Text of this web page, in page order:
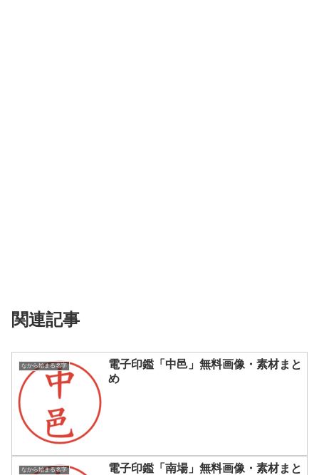
関連記事
なから始まる名字
電子印鑑「中邑」無料画像・素材まと
め
なから始まる名字
電子印鑑「南場」無料画像・素材まと